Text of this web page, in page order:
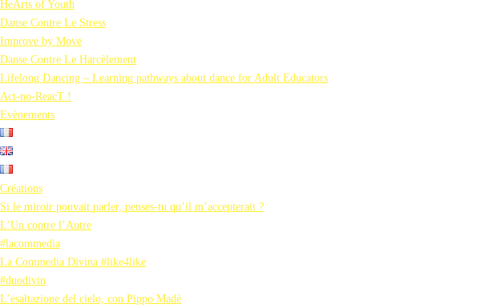
HeArts of Youth
Danse Contre Le Stress
Improve by Move
Danse Contre Le Harcèlement
Lifelong Dancing – Learning pathways about dance for Adult Educators
Act-no-ReacT !
Evènements
Créations
Si le miroir pouvait parler, penses-tu qu’il m’accepterait ?
L’Un contre l’Autre
#lacommedia
La Commedia Divina #like4like
#duodivin
L’esaltazione del cielo, con Pippo Madè